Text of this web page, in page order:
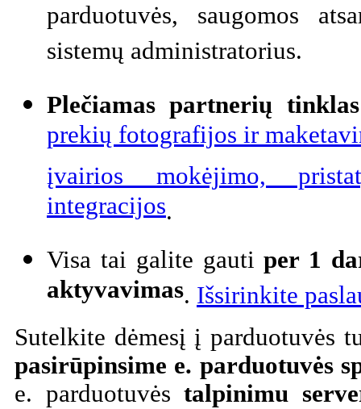
parduotuvės, saugomos
sistemų administratorius.
Plečiamas partnerių tinklas
prekių fotografijos ir
įvairios mokėjimo,
integracijos.
Visa tai galite gautiper 1
aktyvavimas. Išsirinkite
Sutelkite dėmesį į parduotuvės
pasirūpinsime e. parduotuvės
e. parduotuvėstalpinimu